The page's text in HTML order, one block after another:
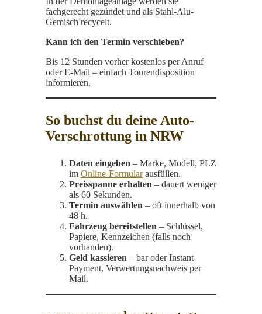
fachgerecht gezündet und als Stahl-Alu-
Gemisch recycelt.
Kann ich den Termin verschieben?
Bis 12 Stunden vorher kostenlos per Anruf
oder E-Mail – einfach Tourendisposition
informieren.
So buchst du deine Auto-
Verschrottung in NRW
Daten eingeben – Marke, Modell, PLZ
im Online-Formularausfüllen.
Preis­spanne erhalten – dauert weniger
als 60 Sekunden.
Termin auswählen – oft innerhalb von
48 h.
Fahrzeug bereitstellen – Schlüssel,
Papiere, Kennzeichen (falls noch
vorhanden).
Geld kassieren – bar oder Instant-
Payment, Verwertungsnachweis per
Mail.